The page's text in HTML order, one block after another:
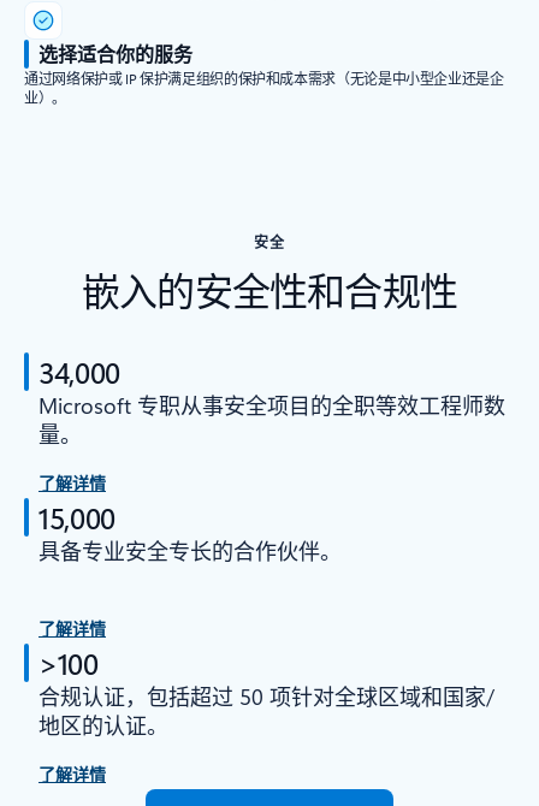
选择适合你的服务
通过网络保护或 IP 保护满足组织的保护和成本需求（无论是中小型企业还是企
业）。
安全
嵌入的安全性和合规性
34,000
Microsoft 专职从事安全项目的全职等效工程师数
量。
了解详情
15,000
具备专业安全专长的合作伙伴。
了解详情
>100
合规认证，包括超过 50 项针对全球区域和国家/
地区的认证。
了解详情